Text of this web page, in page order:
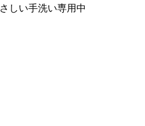
しい手洗い専用中